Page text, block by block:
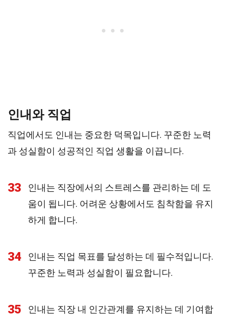
인내와 직업
직업에서도 인내는 중요한 덕목입니다. 꾸준한 노력
과 성실함이 성공적인 직업 생활을 이끕니다.
33
인내는 직장에서의 스트레스를 관리하는 데 도
움이 됩니다. 어려운 상황에서도 침착함을 유지
하게 합니다.
34
인내는 직업 목표를 달성하는 데 필수적입니다.
꾸준한 노력과 성실함이 필요합니다.
35
인내는 직장 내 인간관계를 유지하는 데 기여합